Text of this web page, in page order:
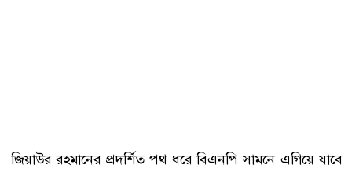
জিয়াউর রহমানের প্রদর্শিত পথ ধরে বিএনপি সামনে এগিয়ে যাবে